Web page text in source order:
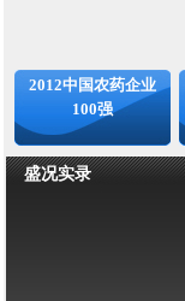
2012中国农药企业
100强
盛况实录